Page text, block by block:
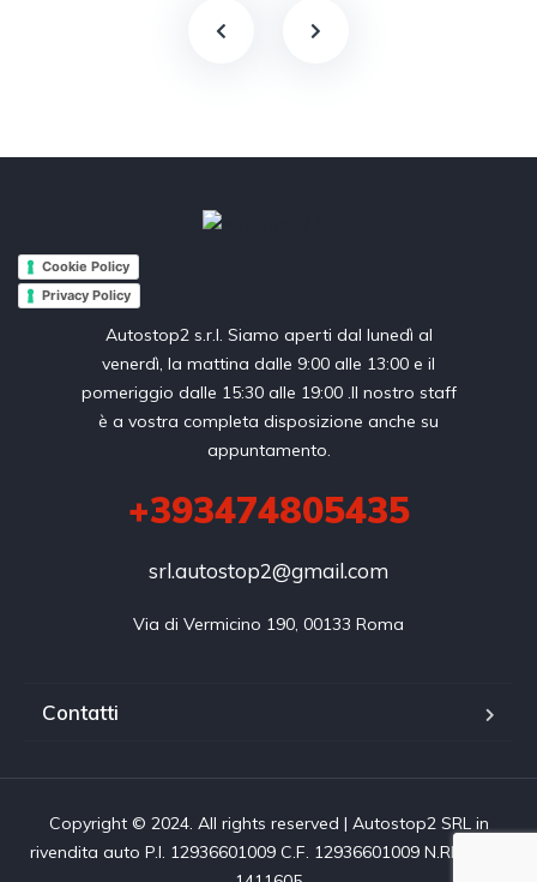
Cookie Policy
Privacy Policy
Autostop2 s.r.l. Siamo aperti dal lunedì al
venerdì, la mattina dalle 9:00 alle 13:00 e il
pomeriggio dalle 15:30 alle 19:00 .Il nostro staff
è a vostra completa disposizione anche su
appuntamento.
+393474805435
srl.autostop2@gmail.com
Via di Vermicino 190, 00133 Roma
Contatti
Copyright © 2024. All rights reserved | Autostop2 SRL in
rivendita auto P.I. 12936601009 C.F. 12936601009 N.REA RM-